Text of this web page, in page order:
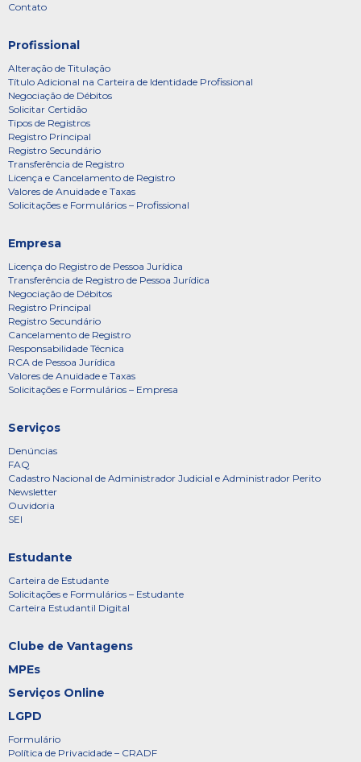
Contato
Profissional
Alteração de Titulação
Título Adicional na Carteira de Identidade Profissional
Negociação de Débitos
Solicitar Certidão
Tipos de Registros
Registro Principal
Registro Secundário
Transferência de Registro
Licença e Cancelamento de Registro
Valores de Anuidade e Taxas
Solicitações e Formulários – Profissional
Empresa
Licença do Registro de Pessoa Jurídica
Transferência de Registro de Pessoa Jurídica
Negociação de Débitos
Registro Principal
Registro Secundário
Cancelamento de Registro
Responsabilidade Técnica
RCA de Pessoa Jurídica
Valores de Anuidade e Taxas
Solicitações e Formulários – Empresa
Serviços
Denúncias
FAQ
Cadastro Nacional de Administrador Judicial e Administrador Perito
Newsletter
Ouvidoria
SEI
Estudante
Carteira de Estudante
Solicitações e Formulários – Estudante
Carteira Estudantil Digital
Clube de Vantagens
MPEs
Serviços Online
LGPD
Formulário
Política de Privacidade – CRADF